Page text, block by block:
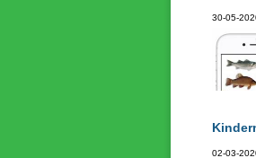
30-05-
02-03-